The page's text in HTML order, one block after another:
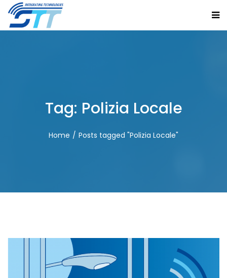
Tag: Polizia Locale
Home Posts tagged "Polizia Locale"